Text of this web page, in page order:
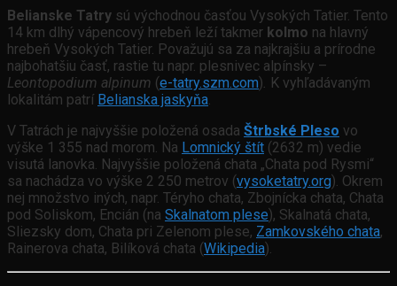
Belianske Tatry sú východnou časťou Vysokých Tatier. Tento
14 km dlhý vápencový hrebeň leží takmer kolmo na hlavný
hrebeň Vysokých Tatier. Považujú sa za najkrajšiu a prírodne
najbohatšiu časť, rastie tu napr. plesnivec alpínsky –
Leontopodium alpinum (e-tatry.szm.com). K vyhľadávaným
lokalitám patrí Belianska jaskyňa.
V Tatrách je najvyššie položená osada Štrbské Pleso vo
výške 1 355 nad morom. Na Lomnický štít (2632 m) vedie
visutá lanovka. Najvyššie položená chata „Chata pod Rysmi“
sa nachádza vo výške 2 250 metrov (vysoketatry.org). Okrem
nej množstvo iných, napr. Téryho chata, Zbojnícka chata, Chata
pod Soliskom, Encián (na Skalnatom plese), Skalnatá chata,
Sliezsky dom, Chata pri Zelenom plese, Zamkovského chata,
Rainerova chata, Bilíková chata (Wikipedia).